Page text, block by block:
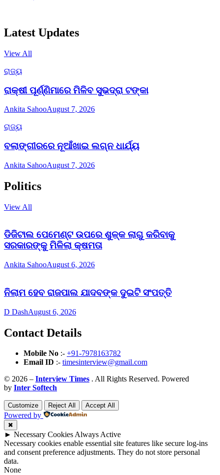
Latest Updates
View All
ରାଜ୍ୟ
ରାକ୍ଷୀ ପୂର୍ଣ୍ଣିମାରେ ମିଳିବ ସୁଭଦ୍ରା ଟଙ୍କା
Ankita SahooAugust 7, 2026
ରାଜ୍ୟ
ବଲାଙ୍ଗୀରରେ ନୂଆଁଖାଇ ଲଗ୍ନ ଧାର୍ଯ୍ୟ
Ankita SahooAugust 7, 2026
Politics
View All
ଡିଜିଟାଲ ପେମେଣ୍ଟ ଉପରେ ଶୁଳ୍କ ଲାଗୁ କରିବାକୁ
ସରକାରଙ୍କୁ ମିଳିଲା କ୍ଷମତା
Ankita SahooAugust 6, 2026
ନିଲାମ ହେବ ରାଜପାଲ ଯାଦବଙ୍କ ଦୁଇଟି ସଂପତ୍ତି
D DashAugust 6, 2026
Contact Details
Mobile No :- +91-7978163782
Email ID :- timesinterview@gmail.com
© 2026 – Interview Times . All Rights Reserved. Powered
by Inter Softech
Customize Reject All Accept All
Powered by
✖
► Necessary CookiesAlways Active
Necessary cookies enable essential site features like secure log-ins
and consent preference adjustments. They do not store personal
data.
None